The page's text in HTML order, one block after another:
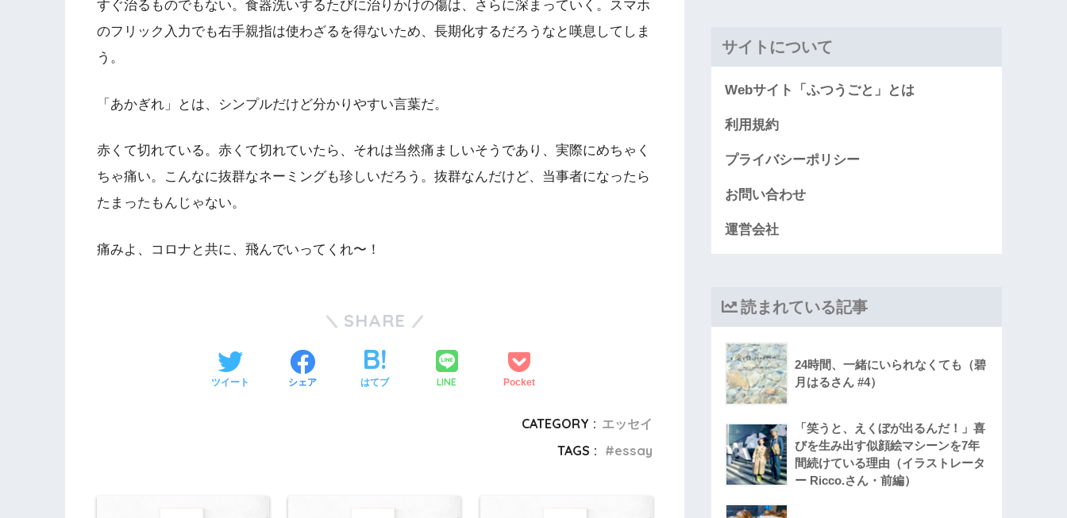
すぐ治るものでもない。食器洗いするたびに治りかけの傷は、さらに深まっていく。スマホ
のフリック入力でも右手親指は使わざるを得ないため、長期化するだろうなと嘆息してしま
う。
「あかぎれ」とは、シンプルだけど分かりやすい言葉だ。
赤くて切れている。赤くて切れていたら、それは当然痛ましいそうであり、実際にめちゃく
ちゃ痛い。こんなに抜群なネーミングも珍しいだろう。抜群なんだけど、当事者になったら
たまったもんじゃない。
痛みよ、コロナと共に、飛んでいってくれ〜！
SHARE
ツイート シェア はてブ LINE Pocket
CATEGORY : エッセイ
TAGS :
essay
サイトについて
Webサイト「ふつうごと」とは
利用規約
プライバシーポリシー
お問い合わせ
運営会社
読まれている記事
24時間、一緒にいられなくても（碧
月はるさん #4）
「笑うと、えくぼが出るんだ！」喜
びを生み出す似顔絵マシーンを7年
間続けている理由（イラストレータ
ー Ricco.さん・前編）